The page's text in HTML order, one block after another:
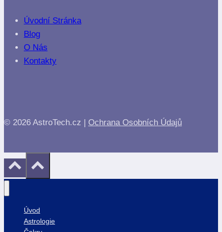
Úvodní Stránka
Blog
O Nás
Kontakty
© 2026 AstroTech.cz | Ochrana Osobních Údajů
Úvod
Astrologie